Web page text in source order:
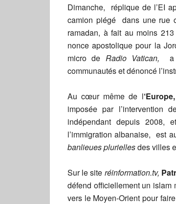
Dimanche, réplique de l’EI
camion piégé dans une rue
ramadan, à fait au moins
nonce apostolique pour la
micro de Radio Vatican,
communautés et dénoncé
Au cœur même de l‘Europe,
imposée par l’intervention
indépendant depuis 2008,
l’immigration albanaise, est
banlieues pluriellesdes villes
Sur le site réinformation.tv,
défend officiellement un islam
vers le Moyen-Orient pour